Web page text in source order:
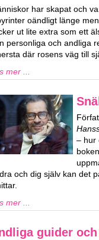
har skapat och
oändligt länge
ut lite extra som ett
personliga och andliga
där rosens väg till
mer ...
– hur
och dig själv kan det
mer ...
guider